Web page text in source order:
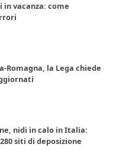
vacanza: come
Romagna, la Lega chiede
nidi in calo in Italia:
siti di deposizione